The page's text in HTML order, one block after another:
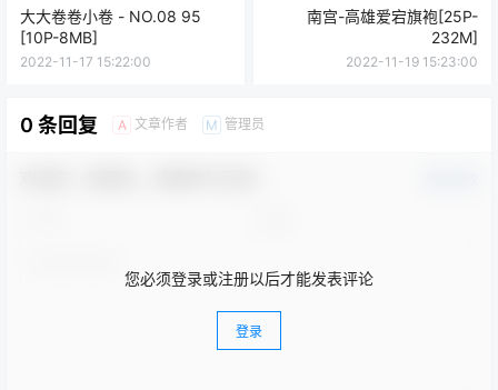
大大卷卷小卷 - NO.08 95
[10P-8MB]
2022-11-17 15:22:00
南宫-高雄爱宕旗袍[25P-
232M]
2022-11-19 15:23:00
0 条回复 A 文章作者 M 管理员
您必须登录或注册以后才能发表评论
登录